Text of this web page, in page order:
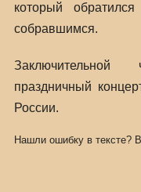
который
собравшимся.
праздничный
России.
Нашли ошибку в тексте?